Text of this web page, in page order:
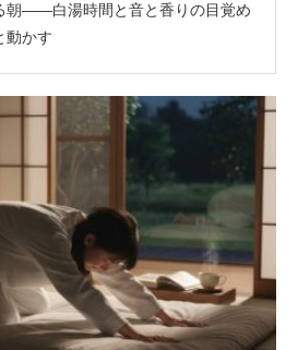
朝——白湯時間と音と香りの目覚め
動かす